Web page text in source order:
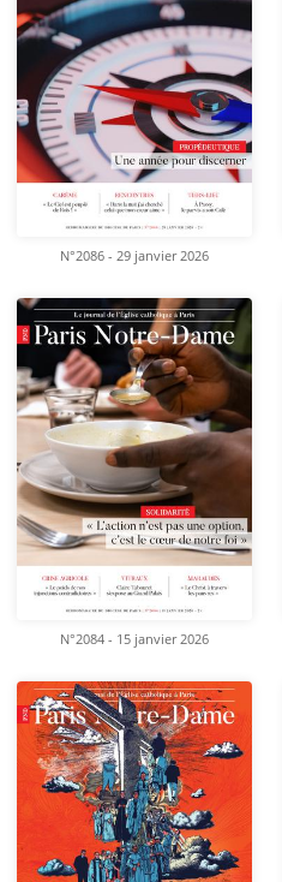
N°2086 - 29 janvier 2026
N°2084 - 15 janvier 2026